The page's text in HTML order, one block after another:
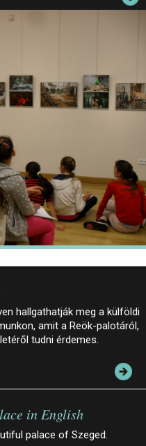
ADATOK
hallgathatják meg a külföldi
amit a Reök-palotáról,
tudni érdemes.
in English
palace of Szeged.